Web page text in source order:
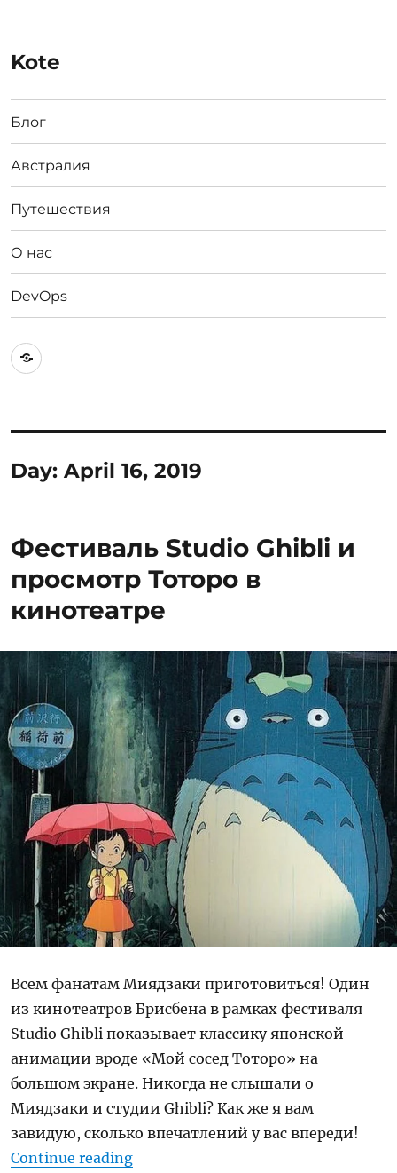
Kote
Блог
Австралия
Путешествия
О нас
DevOps
Австралия
Day:April 16, 2019
Фестиваль Studio Ghibli и
просмотр Тоторо в
кинотеатре
Всем фанатам Миядзаки приготовиться! Один
из кинотеатров Брисбена в рамках фестиваля
Studio Ghibli показывает классику японской
анимации вроде «Мой сосед Тоторо» на
большом экране. Никогда не слышали о
Миядзаки и студии Ghibli? Как же я вам
завидую, сколько впечатлений у вас впереди!
Continue reading“Фестиваль Studio Ghibli и